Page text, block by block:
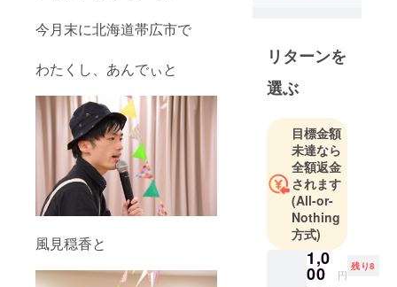
今月末に北海道帯広市で
わたくし、あんでぃと
風見穏香と
リターンを
選ぶ
目標金額
未達なら
全額返金
されます
(All-or-
Nothing
方式)
1,0
00 円
残り8